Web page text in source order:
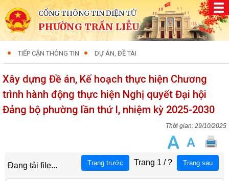
CỔNG THÔNG TIN ĐIỆN TỬ
PHƯỜNG TRẦN LIỄU
TIẾP CẬN THÔNG TIN DỰ ÁN, ĐỀ TÀI
Xây dựng Đề án, Kế hoạch thực hiện Chương
trình hành động thực hiện Nghị quyết Đại hội
Đảng bộ phường lần thứ I, nhiệm kỳ 2025-2030
29/10/2025